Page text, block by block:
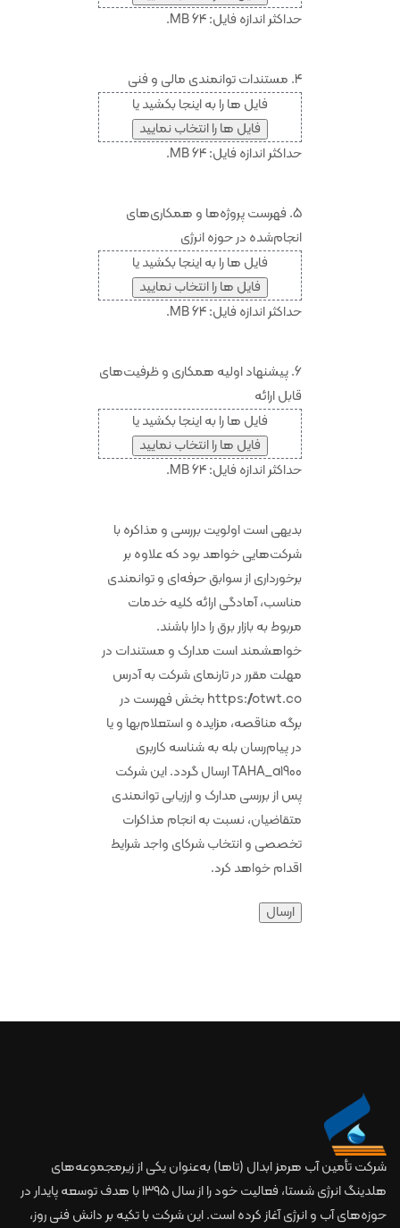
حداکثر اندازه فایل: 64 MB.
4. مستندات توانمندی مالی و فنی
فایل ها را به اینجا بکشید یا
فایل ها را انتخاب نمایید
حداکثر اندازه فایل: 64 MB.
5. فهرست پروژه‌ها و همکاری‌های
انجام‌شده در حوزه انرژی
فایل ها را به اینجا بکشید یا
فایل ها را انتخاب نمایید
حداکثر اندازه فایل: 64 MB.
6. پیشنهاد اولیه همکاری و ظرفیت‌های
قابل ارائه
فایل ها را به اینجا بکشید یا
فایل ها را انتخاب نمایید
حداکثر اندازه فایل: 64 MB.
بدیهی است اولویت بررسی و مذاکره با
شرکت‌هایی خواهد بود که علاوه بر
برخورداری از سوابق حرفه‌ای و توانمندی
مناسب، آمادگی ارائه کلیه خدمات
مربوط به بازار برق را دارا باشند.
خواهشمند است مدارک و مستندات در
مهلت مقرر در تارنمای شرکت به آدرس
https://otwt.co بخش فهرست در
برگه مناقصه، مزایده و استعلام‌بها و یا
در پیام‌رسان بله به شناسه کاربری
TAHA_a1900 ارسال گردد. این شرکت
پس از بررسی مدارک و ارزیابی توانمندی
متقاضیان، نسبت به انجام مذاکرات
تخصصی و انتخاب شرکای واجد شرایط
اقدام خواهد کرد.
شرکت تأمین آب هرمز ابدال (تاها) به‌عنوان یکی از زیرمجموعه‌های
هلدینگ انرژی شستا، فعالیت خود را از سال ۱۳۹۵ با هدف توسعه پایدار در
حوزه‌های آب و انرژی آغاز کرده است. این شرکت با تکیه بر دانش فنی روز،